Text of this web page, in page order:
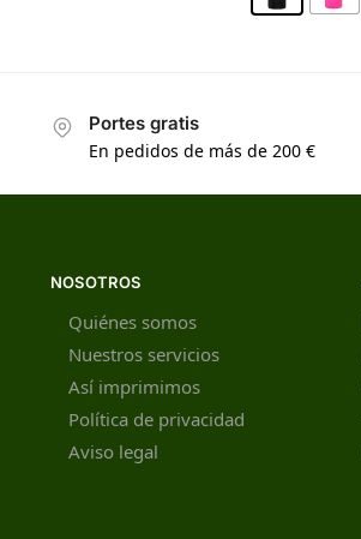
Portes gratis
En pedidos de más de 200 €
NOSOTROS
Quiénes somos
Nuestros servicios
Así imprimimos
Política de privacidad
Aviso legal